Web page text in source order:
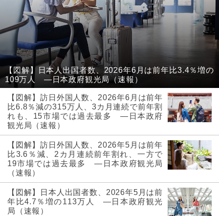
【図解】日本人出国者数、2026年6月は前年比3.4％増の
109万人 ―日本政府観光局（速報）
【図解】訪日外国人数、2026年6月は前年
比6.8％減の315万人、3カ月連続で前年割
れも、15市場では過去最多 ―日本政府
観光局（速報）
【図解】訪日外国人数、2026年5月は前年
比3.6％減、2カ月連続前年割れ、一方で
19市場では過去最多 ―日本政府観光局
（速報）
【図解】日本人出国者数、2026年5月は前
年比4.7％増の113万人 ―日本政府観光
局（速報）